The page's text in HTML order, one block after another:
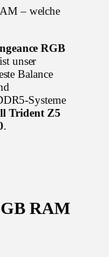
– welche
RGB
ist unser
Balance
Systeme
Trident Z5
.
GB RAM